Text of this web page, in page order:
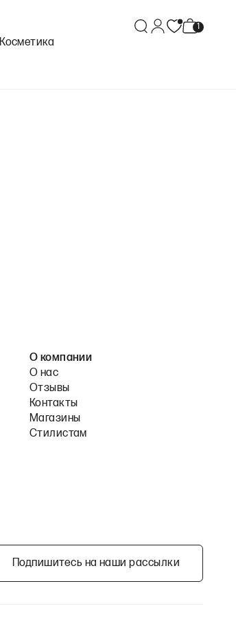
Косметика
О компании
О нас
Отзывы
Контакты
Магазины
Стилистам
Подпишитесь на наши рассылки